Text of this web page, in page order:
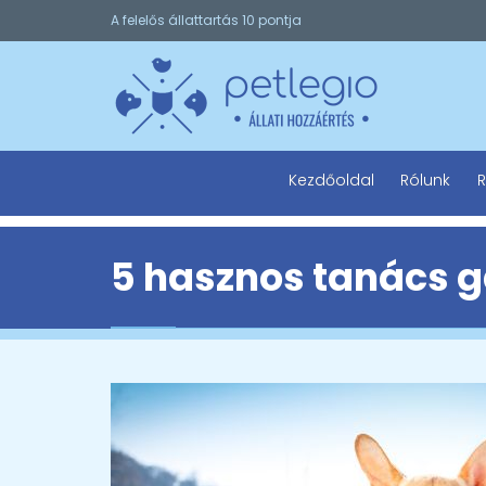
A felelős állattartás 10 pontja
Kezdőoldal Rólunk
5 hasznos tanács